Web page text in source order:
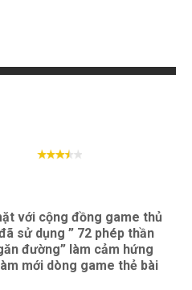
với cộng đồng game thủ
sử dụng ” 72 phép thần
đường” làm cảm hứng
mới dòng game thẻ bài